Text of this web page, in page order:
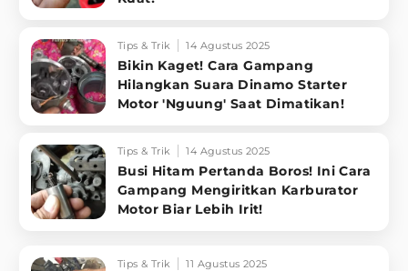
Tips & Trik 14 Agustus 2025
Bikin Kaget! Cara Gampang
Hilangkan Suara Dinamo Starter
Motor 'Nguung' Saat Dimatikan!
Tips & Trik 14 Agustus 2025
Busi Hitam Pertanda Boros! Ini Cara
Gampang Mengiritkan Karburator
Motor Biar Lebih Irit!
Tips & Trik 11 Agustus 2025